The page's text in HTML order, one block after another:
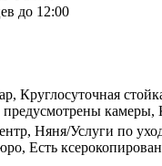
до 12:00
Няня/Услуги по
Есть